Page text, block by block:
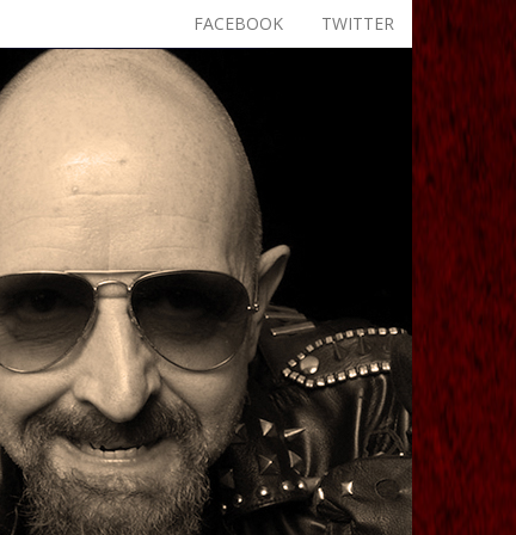
TWITTER
FACEBOOK